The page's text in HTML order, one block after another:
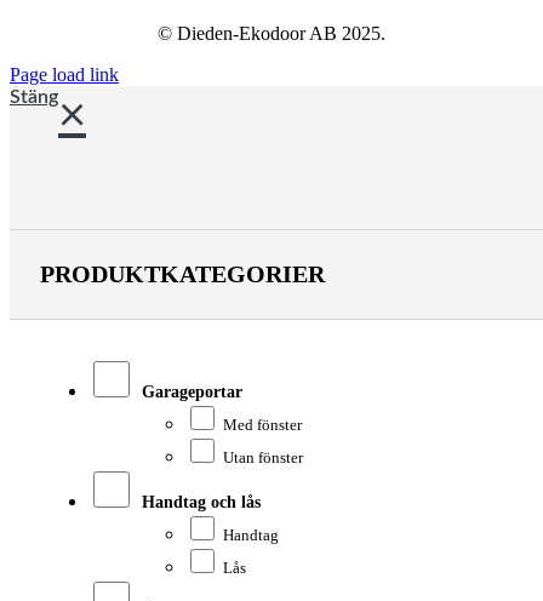
© Dieden-Ekodoor AB 2025.
Page load link
Stäng
PRODUKTKATEGORIER
Garageportar
Med fönster
Utan fönster
Handtag och lås
Handtag
Lås